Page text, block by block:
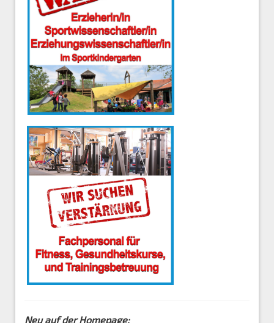
Neu auf der Homepage: